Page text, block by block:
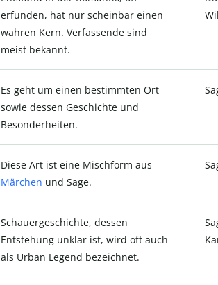
erfunden, hat nur scheinbar einen
wahren Kern. Verfassende sind
meist bekannt.
Es geht um einen bestimmten Ort
sowie dessen Geschichte und
Besonderheiten.
Diese Art ist eine Mischform aus
Märchen und Sage.
Schauergeschichte, dessen
Entstehung unklar ist, wird oft auch
als Urban Legend bezeichnet.